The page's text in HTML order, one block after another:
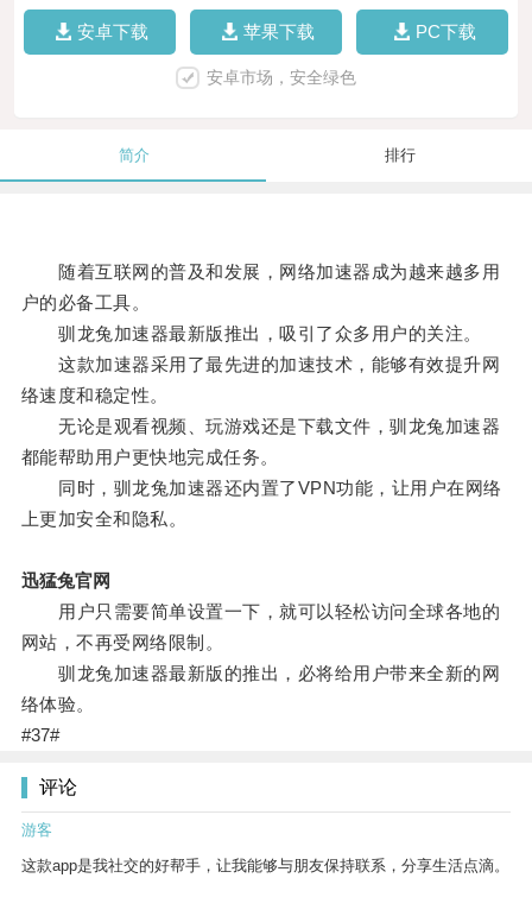
安卓下载 苹果下载 PC下载
安卓市场，安全绿色
简介 排行
随着互联网的普及和发展，网络加速器成为越来越多用
户的必备工具。
驯龙兔加速器最新版推出，吸引了众多用户的关注。
这款加速器采用了最先进的加速技术，能够有效提升网
络速度和稳定性。
无论是观看视频、玩游戏还是下载文件，驯龙兔加速器
都能帮助用户更快地完成任务。
同时，驯龙兔加速器还内置了VPN功能，让用户在网络
上更加安全和隐私。
迅猛兔官网
用户只需要简单设置一下，就可以轻松访问全球各地的
网站，不再受网络限制。
驯龙兔加速器最新版的推出，必将给用户带来全新的网
络体验。
#37#
评论
游客
这款app是我社交的好帮手，让我能够与朋友保持联系，分享生活点滴。